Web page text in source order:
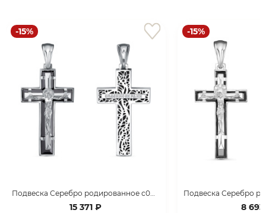
-15%
Подвеска Серебро родированное с080130
15 371 ₽
-15%
8